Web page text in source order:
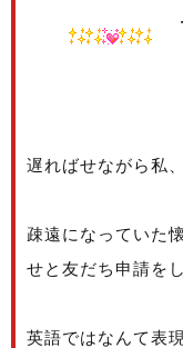
遅ればせながら私
疎遠になっていた
せと友だち申請を
英語ではなんて表